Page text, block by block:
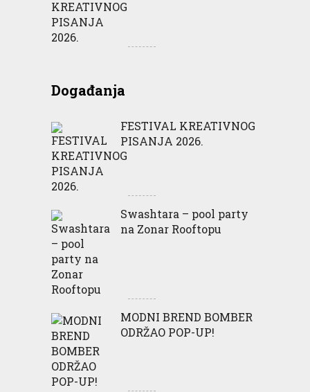
Događanja
FESTIVAL KREATIVNOG
PISANJA 2026.
Swashtara – pool party
na Zonar Rooftopu
MODNI BREND BOMBER
ODRŽAO POP-UP!